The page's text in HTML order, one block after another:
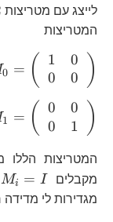
לייצג עם מטריצות
המטריצות
0 & 0
0 = (
1
0
0
0
)
0 & 1
1 = (
0
0
0
1
)
המטריצות הללו
מקבלים
Mi = I
מגדירות לי